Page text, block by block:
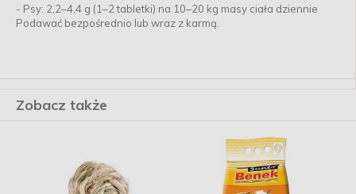
- Psy: 2,2–4,4 g (1–2 tabletki) na 10–20 kg masy ciała dziennie
Podawać bezpośrednio lub wraz z karmą.
Zobacz także